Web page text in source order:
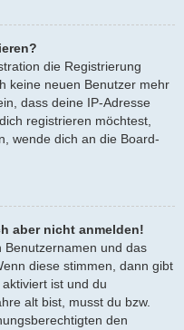
die Registrierung
keine neuen Benutzer mehr
dass deine IP-Adresse
registrieren möchtest,
wende dich an die Board-
aber nicht anmelden!
Benutzernamen und das
diese stimmen, dann gibt
aktiviert ist und du
alt bist, musst du bzw.
den